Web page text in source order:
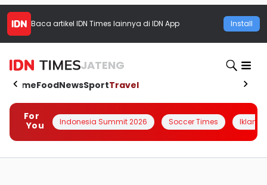
Baca artikel IDN Times lainnya di IDN App Install
JATENG
HomeFoodNewsSportTravel
For
You
Indonesia Summit 2026 Soccer Times Iklanin